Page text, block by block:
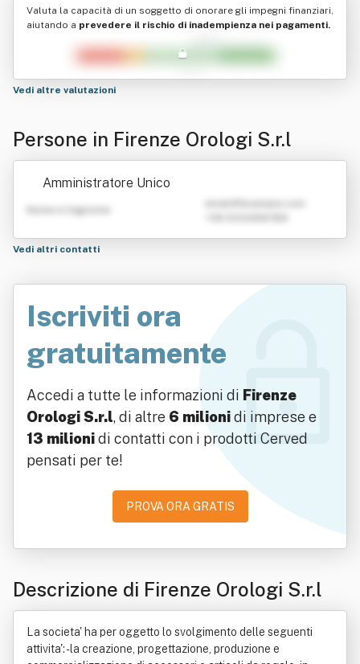
Valuta la capacità di un soggetto di onorare gli impegni finanziari,
aiutando a prevedere il rischio di inadempienza nei pagamenti.
Vedi altre valutazioni
Persone in Firenze Orologi S.r.l
Amministratore Unico
Nome e Cognome
Vedi altri contatti
Iscriviti ora
gratuitamente
Accedi a tutte le informazioni di Firenze
Orologi S.r.l, di altre 6 milionidi imprese e
13 milionidi contatti con i prodotti Cerved
pensati per te!
PROVA ORA GRATIS
Descrizione di Firenze Orologi S.r.l
La societa' ha per oggetto lo svolgimento delle seguenti
attivita': - la creazione, progettazione, produzione e